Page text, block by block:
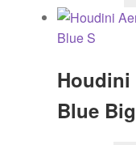
Houdini
Blue